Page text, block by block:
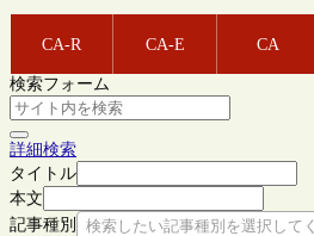
CA-R CA-E CA
検索フォーム
詳細検索
タイトル
本文
記事種別
検索したい記事種別を選択して